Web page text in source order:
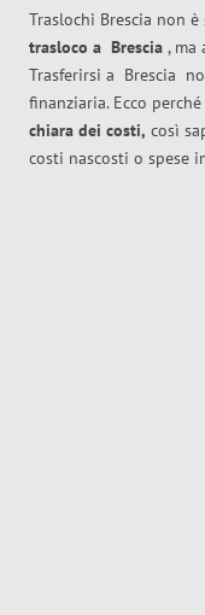
Traslochi Brescia non
trasloco a Brescia , ma
Trasferirsi a Brescia
finanziaria. Ecco
chiara dei costi, così
costi nascosti o spese